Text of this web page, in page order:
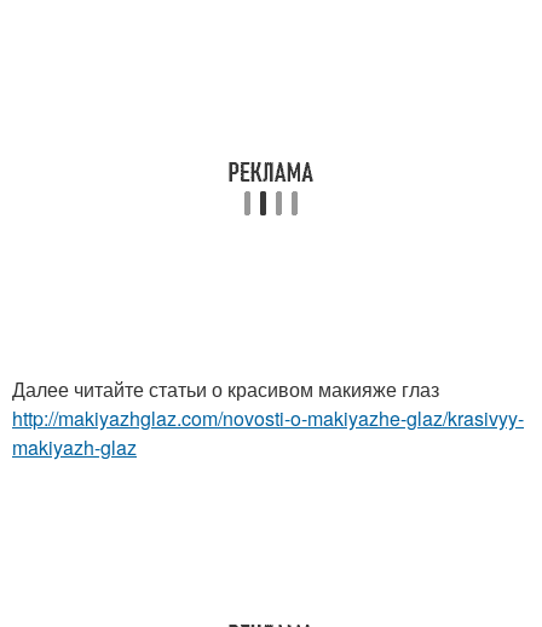
Далее читайте статьи о красивом макияже глаз
http://makiyazhglaz.com/novosti-o-makiyazhe-glaz/krasivyy-
makiyazh-glaz